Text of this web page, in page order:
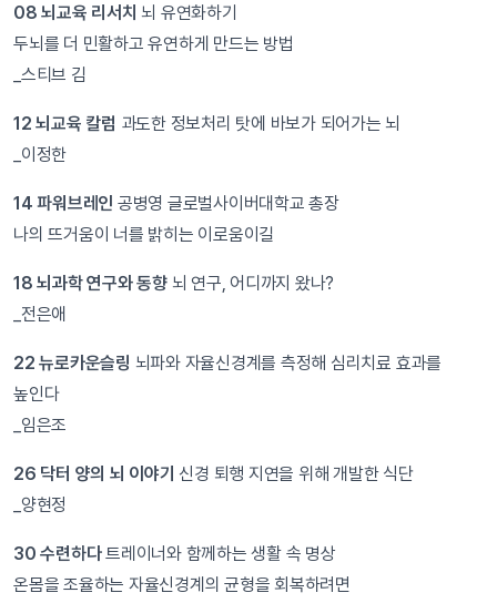
08 뇌교육 리서치뇌 유연화하기
두뇌를 더 민활하고 유연하게 만드는 방법
_스티브 김
12 뇌교육 칼럼 과도한 정보처리 탓에 바보가 되어가는 뇌
_이정한
14 파워브레인 공병영 글로벌사이버대학교 총장
나의 뜨거움이 너를 밝히는 이로움이길
18 뇌과학 연구와 동향 뇌 연구, 어디까지 왔나?
_전은애
22 뉴로카운슬링 뇌파와 자율신경계를 측정해 심리치료 효과를
높인다
_임은조
26 닥터 양의 뇌 이야기 신경 퇴행 지연을 위해 개발한 식단
_양현정
30 수련하다트레이너와 함께하는 생활 속 명상
온몸을 조율하는 자율신경계의 균형을 회복하려면